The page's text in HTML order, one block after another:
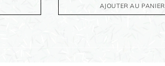
AJOUTER AU PANIER